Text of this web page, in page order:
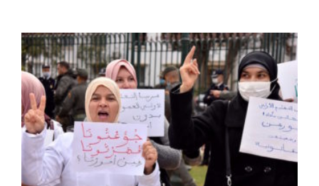
افتتاحية موقع المناضل-ة
روابط